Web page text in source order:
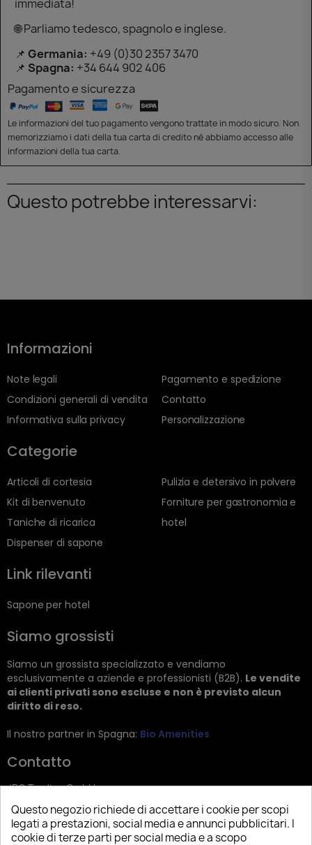
immediata!
🌐 Parliamo tedesco, spagnolo e inglese.
📌 Germania: +49 (0)30 2357 3470
📌 Spagna: +34 644 902 406
Pagamento e sicurezza
Le informazioni del tuo pagamento vengono trattate in modo sicuro. Non
memorizziamo i dati della tua carta di credito né abbiamo accesso alle
informazioni della tua carta.
Questo potrebbe interessarvi:
Informazioni
Note legali
Condizioni generali di vendita
Informativa sulla privacy
Pagamento e spedizione
Contatto
Personalizzazione
Categorie
Articoli di cortesia
Kit di benvenuto
Taniche di ricarica
Dispenser di sapone
Pulizia e detersivo in polvere
Forniture per gastronomia e
hotel
Link rilevanti
Sapone per hotel
Siamo grossisti
Siamo un grossista specializzato e vendiamo
esclusivamente a aziende e professionisti (B2B). Le vendite
ai clienti privati sono escluse e non è previsto alcun
diritto di reso.
Il nostro partner in Spagna: Bio Amenities
Contatto
JRG Trading GmbH
Zietenstr. 9
12244 Berlin
Questo negozio richiede di accettare i cookie per scopi
legati a prestazioni, social media e annunci pubblicitari. I
cookie di terze parti per social media e a scopo